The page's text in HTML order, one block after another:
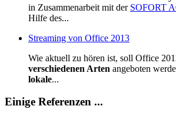
in Zusammenarbeit mit der SOFORT
Hilfe des...
Streaming von Office 2013
Wie aktuell zu hören ist, soll Office
verschiedenen Arten angeboten
lokale...
Einige Referenzen ...